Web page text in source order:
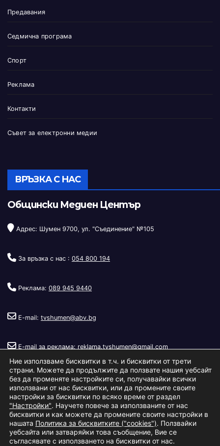
Предавания
Седмична програма
Спорт
Реклама
Контакти
Съвет за електронни медии
ВРЪЗКА С НАС
Общински Медиен Център
Адрес: Шумен 9700, ул. "Съединение" №105
За връзка с нас : 054 800 194
Реклама: 089 945 9440
E-mail: tvshumen@abv.bg
E-mail за реклама: reklama.tvshumen@gmail.com
Copyright © 2026Телевизия Шумен.|Изработка: S.I.T Solutions
Ltd.
За насРекламаУсловия за ползване
Ние използваме бисквитки в т.ч. и бисквитки от трети
страни. Можете да продължите да ползвате нашия уебсайт
без да променяте настройките си, получавайки всички
използвани от нас бисквитки, или да промените своите
настройки за бисквитки по всяко време от раздел
"Настройки". Научете повече за използваните от нас
бисквитки и как можете да промените своите настройки в
нашата Политика за бисквитките ("cookies"). Ползвайки
уебсайта или затваряйки това съобщение, Вие се
съгласявате с използването на бисквитки от нас.